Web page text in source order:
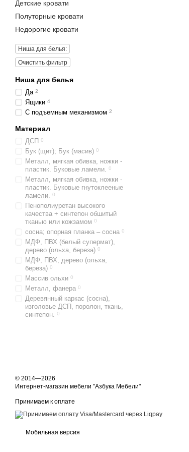
Детские кровати
Полуторные кровати
Недорогие кровати
Ниша для белья:
Очистить фильтр
Ниша для белья
Да 2
Ящики 4
С подъемным механизмом 2
Материал
ДСП 0
Бук (щит); Бук (масив) 0
Металл, мягкая обивка, ножки -
пластик. Буковые ламели. 0
Металл, мягкая обивка, ножки -
пластик. Буковые гнутоклееные
ламели. 0
Пенополиуретан высокого
качества + синтепон обшитый
тканью или кожзамом 0
сосна; опорная планка – сосна 0
МДФ, ПВХ (белый супермат),
дерево (ольха, береза) 0
МДФ, ПВХ, дерево (ольха,
береза) 0
Массив ольхи 0
Металл, фанера 0
Деревянный каркас (сосна),
изголовье ДСП, поролон, ткань,
синтепон. 0
© 2014—2026
Интернет-магазин мебели "Азбука Мебели"
Принимаем к оплате
Мобильная версия